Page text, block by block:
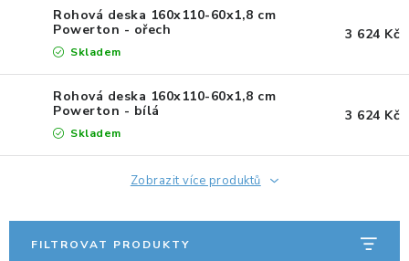
DRŽÁKY LCD MONITORŮ A TV
STOJANY POD NOTEBOOK
ORGANIZACE KABELŮ
Rohová deska 160x110-60x1,8 cm
Powerton - ořech
Skladem
3 624 Kč
Rohová deska 160x110-60x1,8 cm
Powerton - bílá
Skladem
3 624 Kč
Zobrazit více produktů
FILTROVAT PRODUKTY